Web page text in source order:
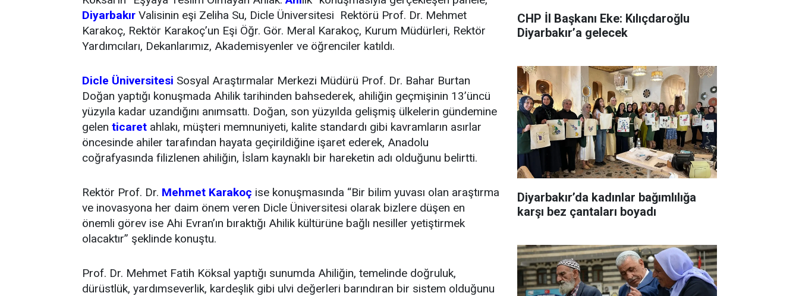
Diyarbakır Valisinin eşi Zeliha Su, Dicle Üniversitesi Rektörü Prof. Dr. Mehmet
Karakoç, Rektör Karakoç’un Eşi Öğr. Gör. Meral Karakoç, Kurum Müdürleri, Rektör
Yardımcıları, Dekanlarımız, Akademisyenler ve öğrenciler katıldı.
Dicle Üniversitesi Sosyal Araştırmalar Merkezi Müdürü Prof. Dr. Bahar Burtan
Doğan yaptığı konuşmada Ahilik tarihinden bahsederek, ahiliğin geçmişinin 13’üncü
yüzyıla kadar uzandığını anımsattı. Doğan, son yüzyılda gelişmiş ülkelerin gündemine
gelen ticaret ahlakı, müşteri memnuniyeti, kalite standardı gibi kavramların asırlar
öncesinde ahiler tarafından hayata geçirildiğine işaret ederek, Anadolu
coğrafyasında filizlenen ahiliğin, İslam kaynaklı bir hareketin adı olduğunu belirtti.
Rektör Prof. Dr. Mehmet Karakoç ise konuşmasında “Bir bilim yuvası olan araştırma
ve inovasyona her daim önem veren Dicle Üniversitesi olarak bizlere düşen en
önemli görev ise Ahi Evran’ın bıraktığı Ahilik kültürüne bağlı nesiller yetiştirmek
olacaktır” şeklinde konuştu.
Prof. Dr. Mehmet Fatih Köksal yaptığı sunumda Ahiliğin, temelinde doğruluk,
dürüstlük, yardımseverlik, kardeşlik gibi ulvi değerleri barındıran bir sistem olduğunu
CHP İl Başkanı Eke: Kılıçdaroğlu
Diyarbakır’a gelecek
Diyarbakır’da kadınlar bağımlılığa
karşı bez çantaları boyadı